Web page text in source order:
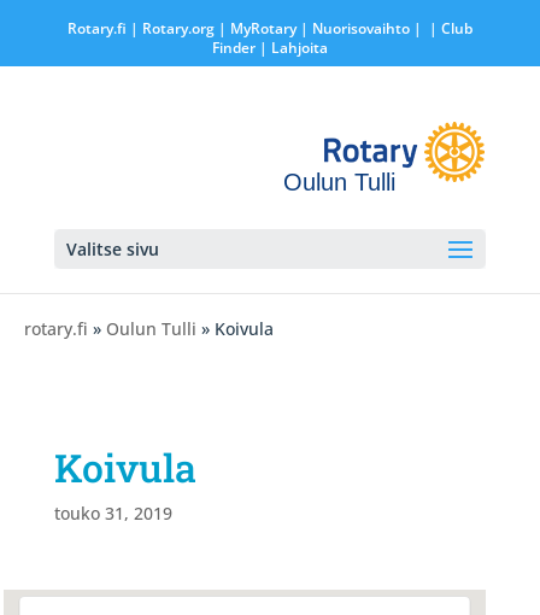
Rotary.fi | Rotary.org| MyRotary | Nuorisovaihto|
| Club
Finder| Lahjoita
Oulun Tulli
Valitse sivu
rotary.fi » Oulun Tulli » Koivula
Koivula
touko 31, 2019